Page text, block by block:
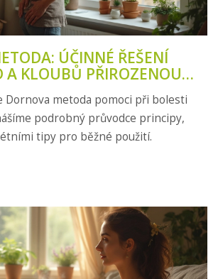
ÚČINNÉ ŘEŠENÍ
A KLOUBŮ PŘIROZENOU
Dornova metoda pomoci při bolesti
podrobný průvodce principy,
tipy pro běžné použití.